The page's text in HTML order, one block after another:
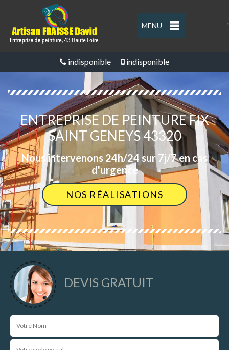
MENU '
indisponible indisponible
ENTREPRISE DE PEINTURE FIX
SAINT GENEYS 43320
Nous intervenons 24h/24 sur 7j/7 en cas
d'urgence
NOS RÉALISATIONS
DEVIS GRATUIT